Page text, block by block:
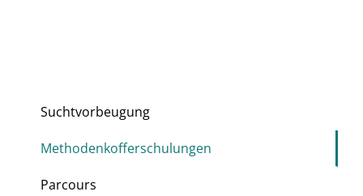
Suchtvorbeugung
Methodenkofferschulungen
Parcours